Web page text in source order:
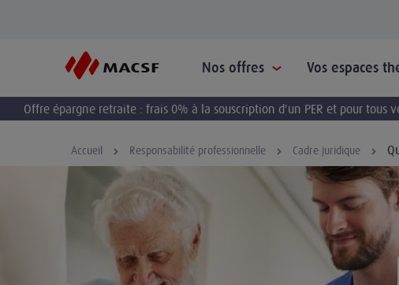
Nos offres Vos espaces
Offre épargne retraite : frais 0% à la souscription d'un PER et pour tous
Accueil Responsabilité professionnelle Cadre juridique